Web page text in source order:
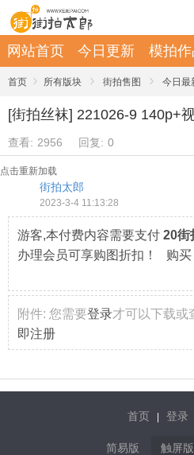
网站首页 今日更新 模拍作
首页 › 所有版块 › 街拍售图 › 今日最
[街拍丝袜] 221026-9 140p+
查看: 2956 回复: 0
点击重新加载
街拍太郎
2023-3-4 11:13:28
游客,本付费内容需要支付 20街
办理会员可享购图折扣！ 购买
附件: 您需要登录才可以下载或
即注册
首页 登录
简易版 触屏版